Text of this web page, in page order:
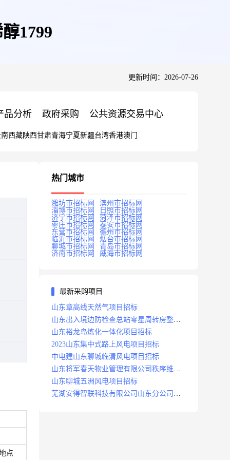
1799
更新时间：2026-07-26
品分析 政府采购 公共资源交易中心
西藏陕西甘肃青海宁夏新疆台湾香港澳门
点
热门城市
潍坊市招标网
滨州市招标网
淄博市招标网
日照市招标网
济宁市招标网
菏泽市招标网
枣庄市招标网
泰安市招标网
东营市招标网
德州市招标网
临沂市招标网
烟台市招标网
聊城市招标网
青岛市招标网
济南市招标网
威海市招标网
最新采购项目
山东章高线天然气项目招标
山东出入境边防检查总站零星周转房整修
项目招标中标
山东裕龙岛炼化一体化项目招标
2023山东集中式路上风电项目招标
中电建山东聊城临清风电项目招标
山东将军春天物业管理有限公司秩序维护
服务项目招标公告
山东聊城五洲风电项目招标
芜湖安得智联科技有限公司山东分公司济